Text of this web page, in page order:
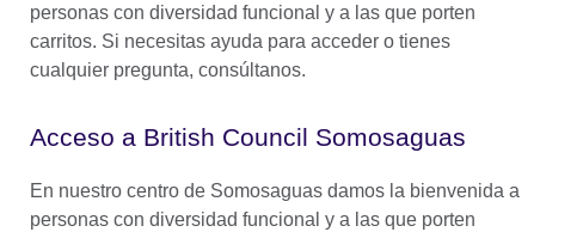
personas con diversidad funcional y a las que porten
carritos. Si necesitas ayuda para acceder o tienes
cualquier pregunta, consúltanos.
Acceso a British Council Somosaguas
En nuestro centro de Somosaguas damos la bienvenida a
personas con diversidad funcional y a las que porten